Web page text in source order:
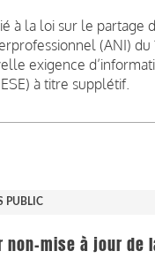
à la loi sur le
(ANI)
exigence
à titre supplétif.
PUBLIC
mise à jour de la